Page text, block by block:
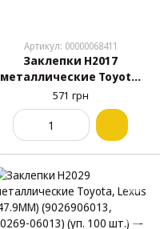
Артикул: 00000068411
Заклепки H2017
металлические Toyota,
Lexus (9026905034, 90269-
05034, 25472)(уп. 100 шт.)
571 грн